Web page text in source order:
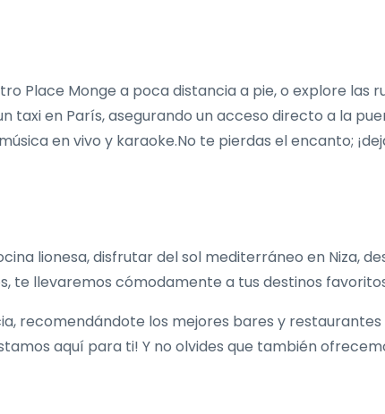
Place Monge a poca distancia a pie, o explore las
en París, asegurando un acceso directo a la
en vivo y karaoke.No te pierdas el encanto;
lionesa, disfrutar del sol mediterráneo en Niza,
te llevaremos cómodamente a tus destinos
recomendándote los mejores bares y
aquí para ti! Y no olvides que también